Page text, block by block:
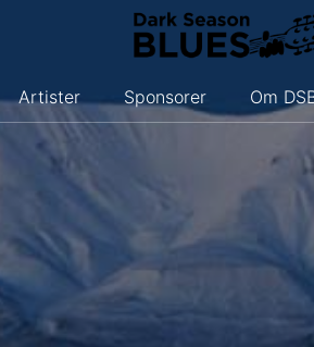
Artister Sponsorer Om